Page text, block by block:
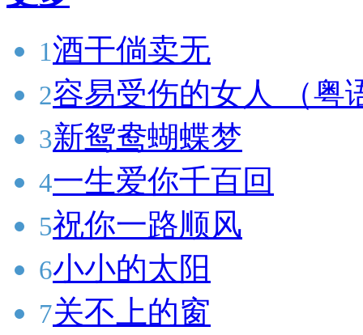
1酒干倘卖无
2容易受伤的女人 （粤
3新鸳鸯蝴蝶梦
4一生爱你千百回
5祝你一路顺风
6小小的太阳
7关不上的窗